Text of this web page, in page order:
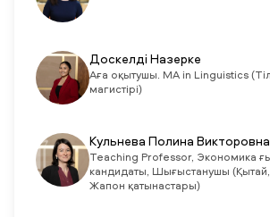
Доскелді Назерке
Аға оқытушы. MA in Linguistics
магистірі)
Кульнева Полина Викторовна
Teaching Professor, Экономика
кандидаты, Шығыстанушы
Жапон қатынастары)